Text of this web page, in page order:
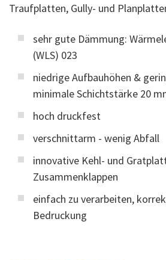
Traufplatten, Gully- und
sehr gute Dämmung:
(WLS) 023
niedrige Aufbauhöhen &
minimale Schichtstärke 20
hoch druckfest
verschnittarm - wenig Abfall
innovative Kehl- und
Zusammenklappen
einfach zu verarbeiten,
Bedruckung